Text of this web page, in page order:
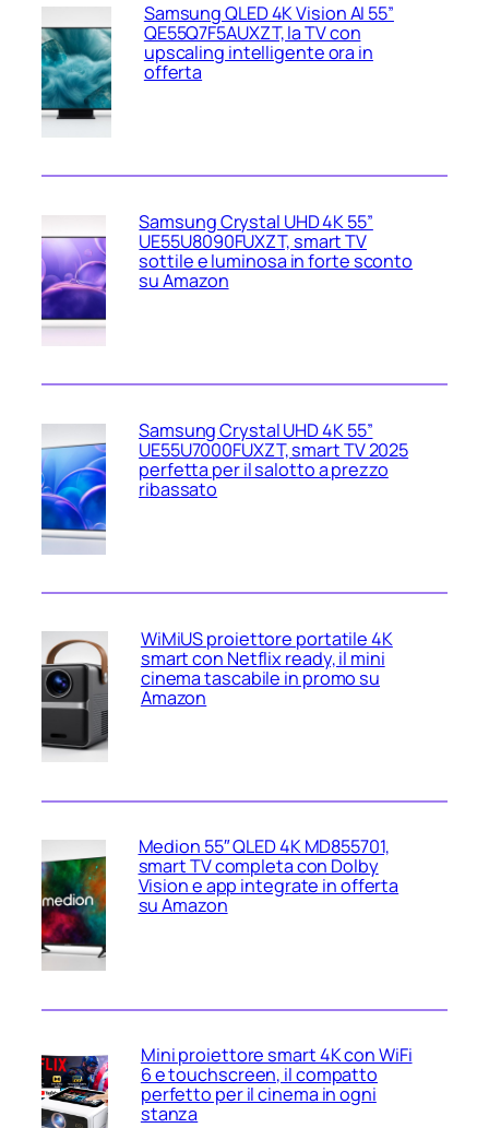
Samsung QLED 4K Vision AI 55”
QE55Q7F5AUXZT, la TV con
upscaling intelligente ora in
offerta
Samsung Crystal UHD 4K 55”
UE55U8090FUXZT, smart TV
sottile e luminosa in forte sconto
su Amazon
Samsung Crystal UHD 4K 55”
UE55U7000FUXZT, smart TV 2025
perfetta per il salotto a prezzo
ribassato
WiMiUS proiettore portatile 4K
smart con Netflix ready, il mini
cinema tascabile in promo su
Amazon
Medion 55″ QLED 4K MD855701,
smart TV completa con Dolby
Vision e app integrate in offerta
su Amazon
Mini proiettore smart 4K con WiFi
6 e touchscreen, il compatto
perfetto per il cinema in ogni
stanza